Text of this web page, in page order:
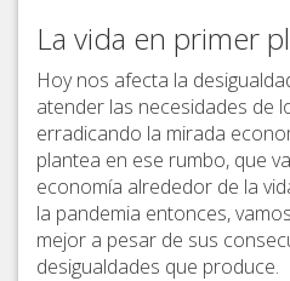
La vida en primer
Hoy nos afecta la
atender las necesidades de
erradicando la mirada
plantea en ese rumbo, que
economía alrededor de la
la pandemia entonces,
mejor a pesar de sus
desigualdades que produce.